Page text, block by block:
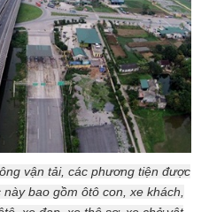
vận tải, các phương tiện được
bao gồm ôtô con, xe khách,